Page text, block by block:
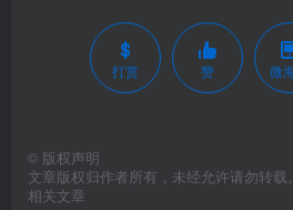
打赏 赞 微
© 版权声明
文章版权归作者所有，未经允许请勿转
相关文章